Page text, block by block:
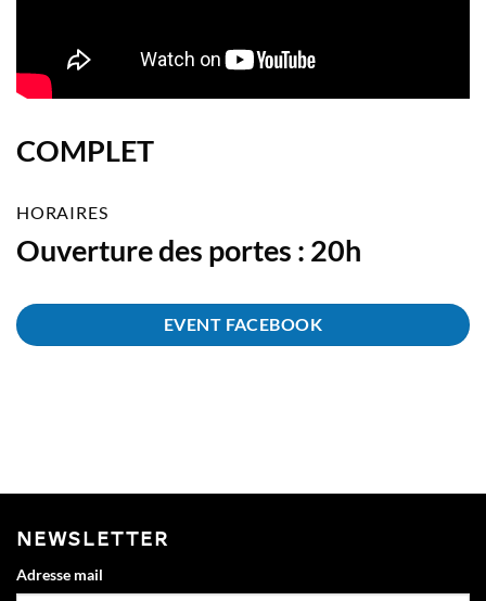
COMPLET
HORAIRES
Ouverture des portes : 20h
EVENT FACEBOOK
NEWSLETTER
Adresse mail